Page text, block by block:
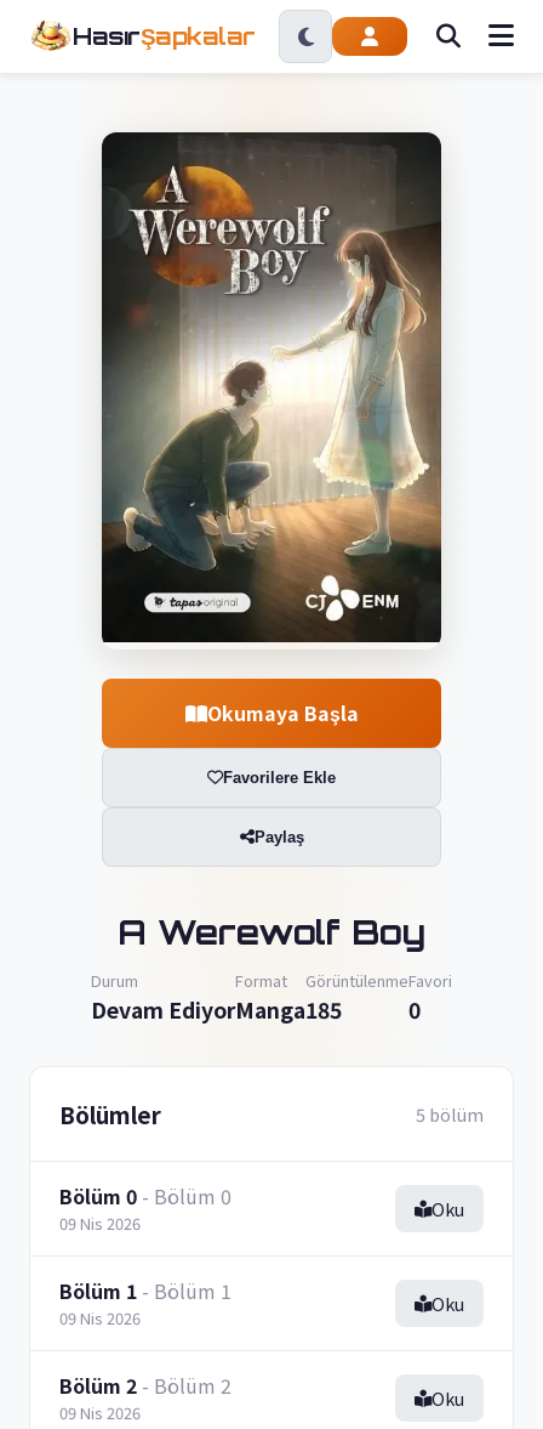
HasırŞapkalar
Okumaya Başla
Favorilere Ekle
Paylaş
A Werewolf Boy
Durum
Devam Ediyor
Format
Manga
Görüntülenme
185
Favori
0
Bölümler 5 bölüm
Bölüm 0 - Bölüm 0
09 Nis 2026
Oku
Bölüm 1 - Bölüm 1
09 Nis 2026
Oku
Bölüm 2 - Bölüm 2
09 Nis 2026
Oku